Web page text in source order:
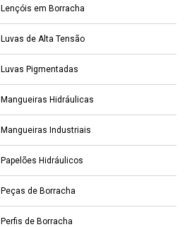
Lençóis em Borracha
Luvas de Alta Tensão
Luvas Pigmentadas
Mangueiras Hidráulicas
Mangueiras Industriais
Papelões Hidráulicos
Peças de Borracha
Perfis de Borracha